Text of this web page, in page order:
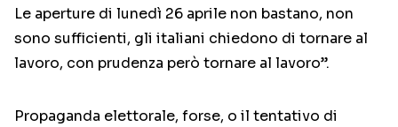
Le aperture di lunedì 26 aprile non bastano, non
sono sufficienti, gli italiani chiedono di tornare al
lavoro, con prudenza però tornare al lavoro”.
Propaganda elettorale, forse, o il tentativo di